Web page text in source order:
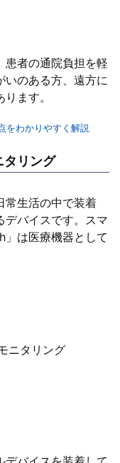
患者の通院負担を軽
いのある方、遠方に
ます。
をわかりやすく解説
タリング
常生活の中で装着
デバイスです。スマ
は医療機器として
ニタリング